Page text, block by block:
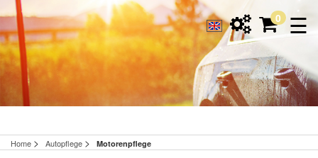
☰
0
Home > Autopflege > Motorenpflege